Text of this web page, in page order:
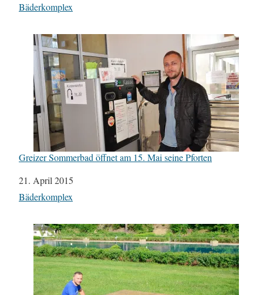
In Bezug auf
Bäderkomplex
Greizer Sommerbad öffnet am 15. Mai seine Pforten
Datum
21. April 2015
In Bezug auf
Bäderkomplex